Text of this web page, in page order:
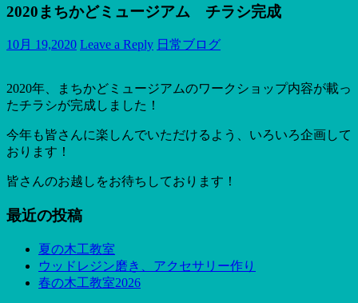
2020まちかどミュージアム チラシ完成
10月 19,2020 Leave a Reply 日常ブログ
2020年、まちかどミュージアムのワークショップ内容が載っ
たチラシが完成しました！
今年も皆さんに楽しんでいただけるよう、いろいろ企画して
おります！
皆さんのお越しをお待ちしております！
最近の投稿
夏の木工教室
ウッドレジン磨き、アクセサリー作り
春の木工教室2026